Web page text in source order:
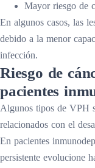
Mayor riesgo de
En algunos casos, las
debido a la menor
infección.
Riesgo de
pacientes
Algunos tipos de VPH
relacionados con el
En pacientes
persistente evolucione